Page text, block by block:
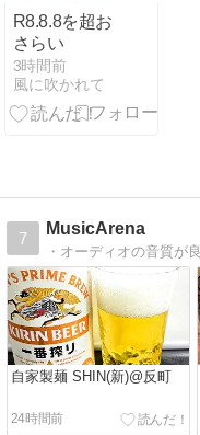
R8.8.8を超お
さらい
3時間前
風に吹かれて
7
MusicArena
自家製麺 SHIN(新)@反町
24時間前